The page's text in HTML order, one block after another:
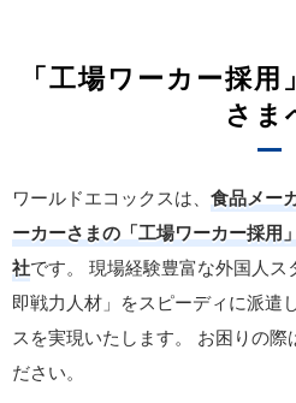
「工場ワーカー採
さま
ワールドエコックスは、 食品メー
ーカーさまの「工場ワーカー採用
社です。
現場経験豊富な外国人ス
即戦力人材」をスピーディに派遣し
スを実現いたします。
お困りの際
ださい。